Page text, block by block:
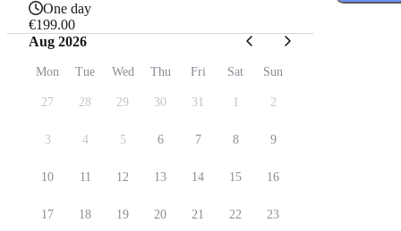
One day
€199.00
Aug 2026
Mon Tue Wed Thu Fri Sat Sun
27 28 29 30 31 1 2
3 4 5 6 7 8 9
10 11 12 13 14 15 16
17 18 19 20 21 22 23